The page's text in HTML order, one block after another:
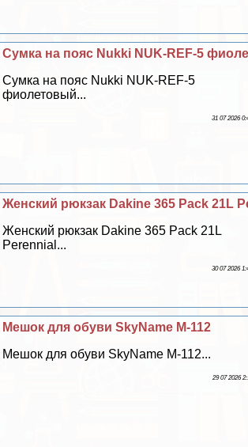
Сумка на пояс Nukki NUK-REF-5
Сумка на пояс Nukki NUK-REF-5
фиолетовый...
31 07 2026
Женский рюкзак Dakine 365 Pack 21L
Женский рюкзак Dakine 365 Pack 21L
Perennial...
30 07 2026
Мешок для обуви SkyName M-112
Мешок для обуви SkyName M-112...
29 07 2026